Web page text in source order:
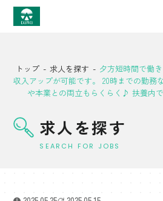
トップ - 求人を探す - 夕方短時間で働
収入アップが可能です。 20時までの勤務
や本業との両立もらくらく♪ 扶養内
求人を探す
SEARCH FOR JOBS